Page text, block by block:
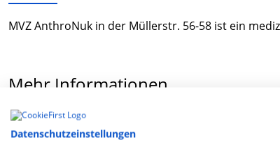
MVZ AnthroNuk in der Müllerstr. 56-58 ist ein
Mehr Informationen
FAQ
Datenschutzeinstellungen